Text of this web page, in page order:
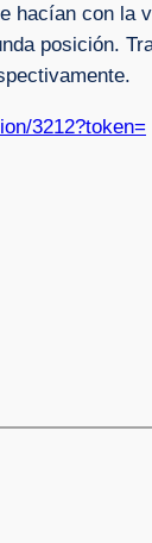
hacían con
posición.
3212?token=